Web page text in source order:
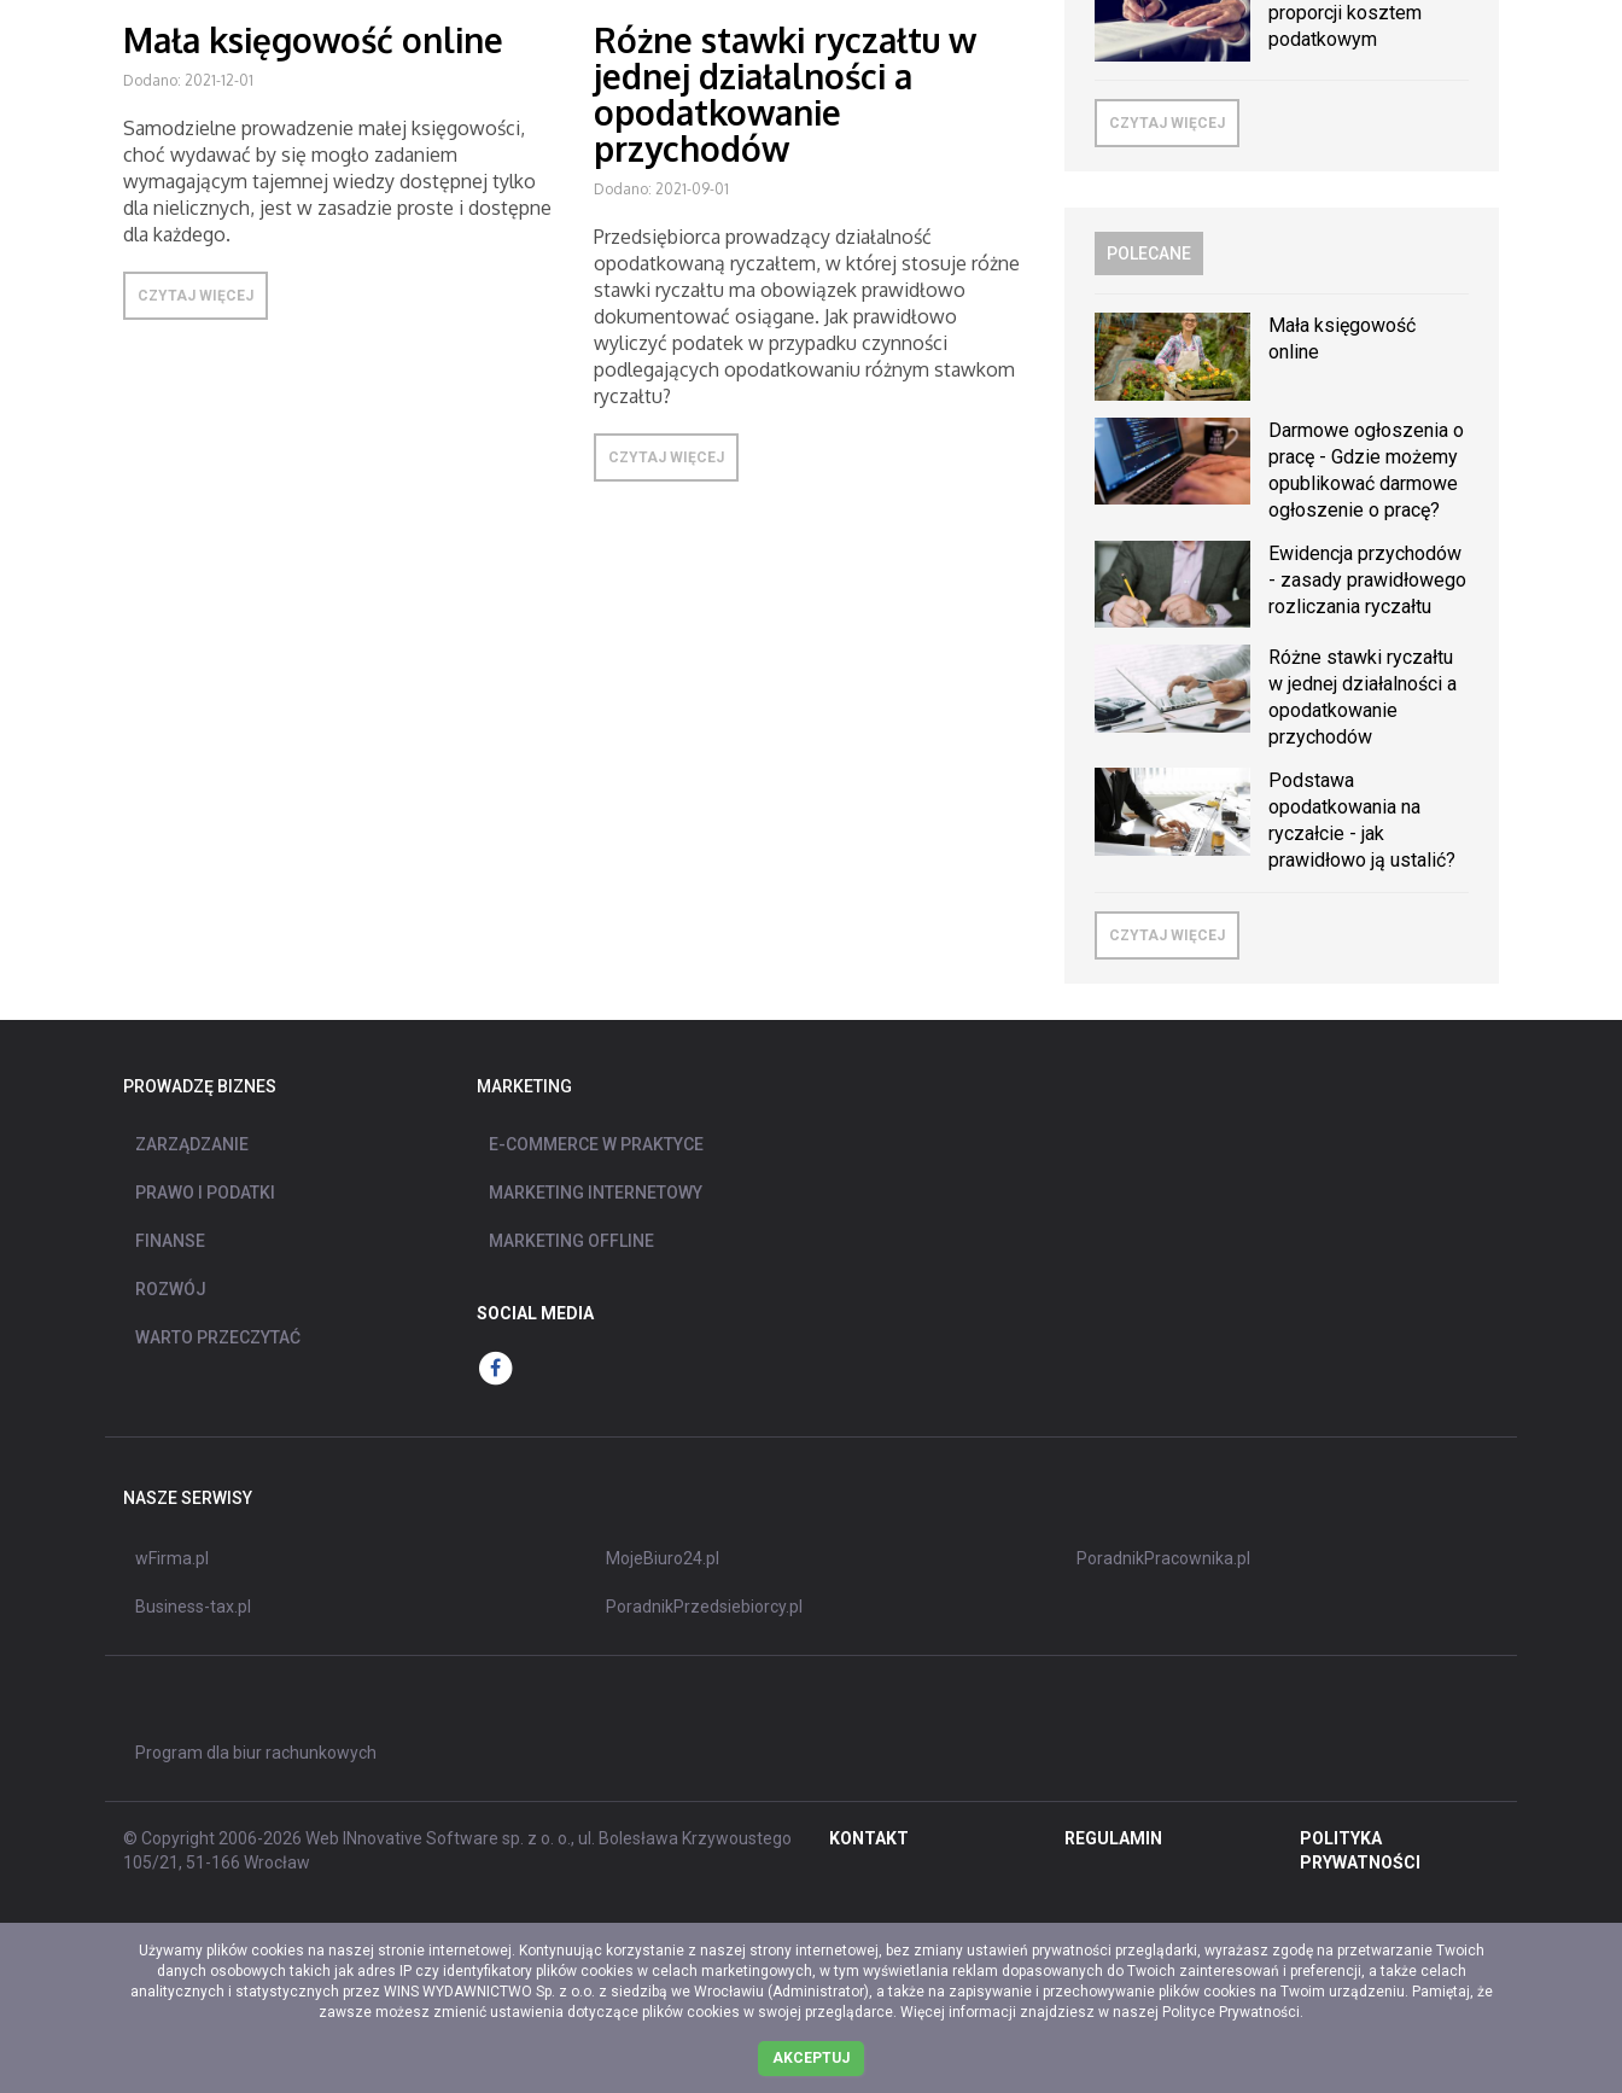
Mała księgowość online
Dodano: 2021-12-01
Samodzielne prowadzenie małej księgowości,
choć wydawać by się mogło zadaniem
wymagającym tajemnej wiedzy dostępnej tylko
dla nielicznych, jest w zasadzie proste i dostępne
dla każdego.
CZYTAJ WIĘCEJ
Różne stawki ryczałtu w
jednej działalności a
opodatkowanie
przychodów
Dodano: 2021-09-01
Przedsiębiorca prowadzący działalność
opodatkowaną ryczałtem, w której stosuje różne
stawki ryczałtu ma obowiązek prawidłowo
dokumentować osiągane. Jak prawidłowo
wyliczyć podatek w przypadku czynności
podlegających opodatkowaniu różnym stawkom
ryczałtu?
CZYTAJ WIĘCEJ
proporcji kosztem
podatkowym
CZYTAJ WIĘCEJ
POLECANE
Mała księgowość
online
Darmowe ogłoszenia o
pracę - Gdzie możemy
opublikować darmowe
ogłoszenie o pracę?
Ewidencja przychodów
- zasady prawidłowego
rozliczania ryczałtu
Różne stawki ryczałtu
w jednej działalności a
opodatkowanie
przychodów
Podstawa
opodatkowania na
ryczałcie - jak
prawidłowo ją ustalić?
CZYTAJ WIĘCEJ
PROWADZĘ BIZNES
ZARZĄDZANIE
PRAWO I PODATKI
FINANSE
ROZWÓJ
WARTO PRZECZYTAĆ
MARKETING
E-COMMERCE W PRAKTYCE
MARKETING INTERNETOWY
MARKETING OFFLINE
SOCIAL MEDIA
NASZE SERWISY
wFirma.pl
Business-tax.pl
MojeBiuro24.pl
PoradnikPrzedsiebiorcy.pl
PoradnikPracownika.pl
Program dla biur rachunkowych
© Copyright 2006-2026 Web INnovative Software sp. z o. o., ul. Bolesława Krzywoustego
105/21, 51-166 Wrocław
KONTAKT REGULAMIN
POLITYKA
PRYWATNOŚCI
Używamy plików cookies na naszej stronie internetowej. Kontynuując korzystanie z naszej strony internetowej, bez zmiany ustawień prywatności przeglądarki, wyrażasz zgodę na przetwarzanie Twoich
danych osobowych takich jak adres IP czy identyfikatory plików cookies w celach marketingowych, w tym wyświetlania reklam dopasowanych do Twoich zainteresowań i preferencji, a także celach
analitycznych i statystycznych przez WINS WYDAWNICTWO Sp. z o.o. z siedzibą we Wrocławiu (Administrator), a także na zapisywanie i przechowywanie plików cookies na Twoim urządzeniu. Pamiętaj, że
zawsze możesz zmienić ustawienia dotyczące plików cookies w swojej przeglądarce. Więcej informacji znajdziesz w naszej Polityce Prywatności.
AKCEPTUJ